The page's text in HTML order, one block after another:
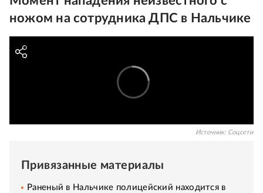
ножом на сотрудника ДПС в Нальчике
Источник: Соцсети
Привязанные материалы
Раненый в Нальчике полицейский находится в